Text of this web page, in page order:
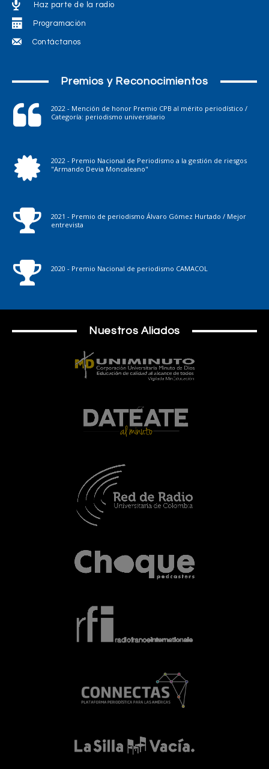
Haz parte de la radio
Programación
Contáctanos
Premios y Reconocimientos
2022 - Mención de honor Premio CPB al mérito periodístico /
Categoría: periodismo universitario
2022 - Premio Nacional de Periodismo a la gestión de riesgos
"Armando Devia Moncaleano"
2021 - Premio de periodismo Álvaro Gómez Hurtado / Mejor
entrevista
2020 - Premio Nacional de periodismo CAMACOL
Nuestros Aliados